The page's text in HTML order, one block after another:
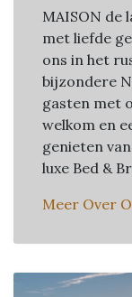
MAISON de
met liefde
ons in het
bijzondere
gasten met
welkom en
genieten
luxe Bed &
Meer Over